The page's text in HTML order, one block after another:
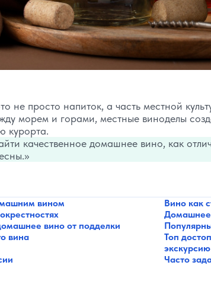
не просто напиток, а часть местной
морем и горами, местные виноделы
курорта.
качественное домашнее вино, как
вином
вино от подделки
вина
Вино как
Домашнее
Топ
Часто